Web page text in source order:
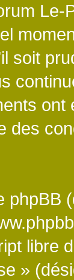
soit
ont
des
phpBB
libre
»